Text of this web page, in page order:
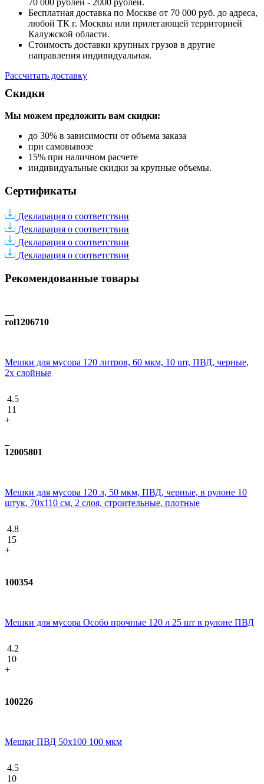
Бесплатная доставка по Москве от 70 000 руб. до адреса,
любой ТК г. Москвы или прилегающей территорией
Калужской области.
Стоимость доставки крупных грузов в другие
направления индивидуальная.
Рассчитать доставку
Скидки
Мы можем предложить вам скидки:
до 30% в зависимости от объема заказа
при самовывозе
15% при наличном расчете
индивидуальные скидки за крупные объемы.
Сертификаты
Декларация о соответствии
Декларация о соответствии
Декларация о соответствии
Декларация о соответствии
Рекомендованные товары
rol1206710
Мешки для мусора 120 литров, 60 мкм, 10 шт, ПВД, черные,
2х слойные
4.5
11
+
12005801
Мешки для мусора 120 л, 50 мкм, ПВД, черные, в рулоне 10
штук, 70x110 см, 2 слоя, строительные, плотные
4.8
15
+
100354
Мешки для мусора Особо прочные 120 л 25 шт в рулоне ПВД
4.2
10
+
100226
Мешки ПВД 50x100 100 мкм
4.5
10